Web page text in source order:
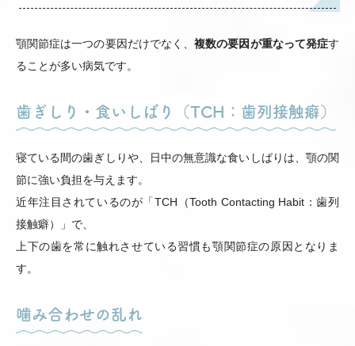
顎関節症は一つの要因だけでなく、複数の要因が重なって発症す
ることが多い病気です。
歯ぎしり・食いしばり（TCH：歯列接触癖）
寝ている間の歯ぎしりや、日中の無意識な食いしばりは、顎の関
節に強い負担を与えます。
近年注目されているのが「TCH（Tooth Contacting Habit：歯列
接触癖）」で、
上下の歯を常に触れさせている習慣も顎関節症の原因となりま
す。
噛み合わせの乱れ